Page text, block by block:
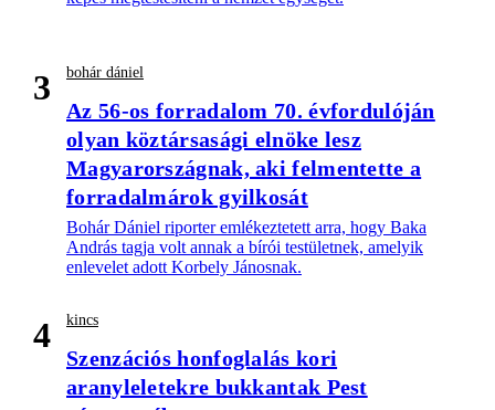
3 bohár dániel
Az 56-os forradalom 70. évfordulóján
olyan köztársasági elnöke lesz
Magyarországnak, aki felmentette a
forradalmárok gyilkosát
Bohár Dániel riporter emlékeztetett arra, hogy Baka
András tagja volt annak a bírói testületnek, amelyik
enlevelet adott Korbely Jánosnak.
4 kincs
Szenzációs honfoglalás kori
aranyleletekre bukkantak Pest